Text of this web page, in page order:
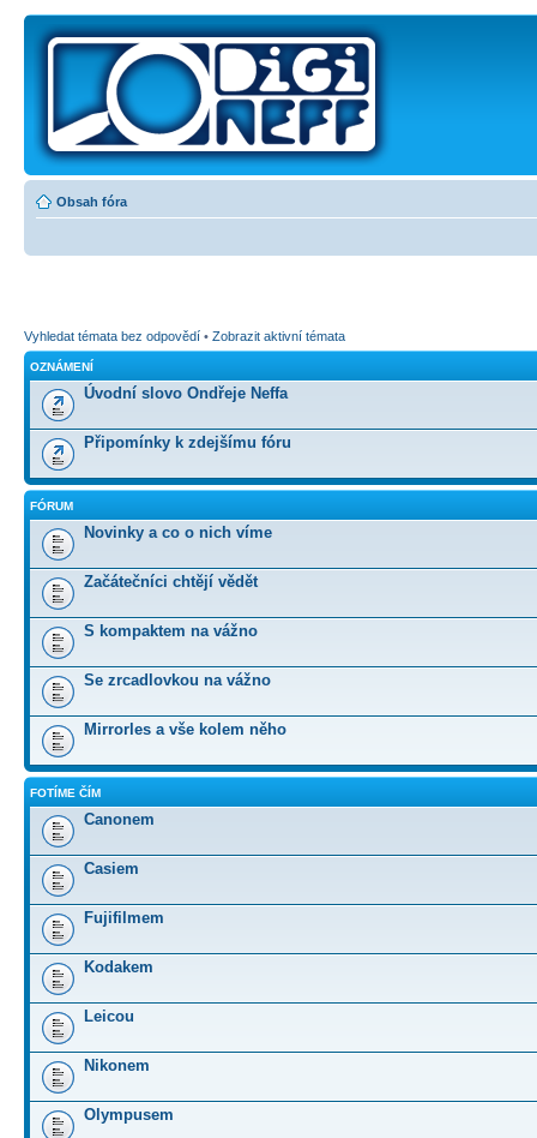
Obsah fóra
Vyhledat témata bez odpovědí • Zobrazit aktivní témata
OZNÁMENÍ
Úvodní slovo Ondřeje Neffa
Připomínky k zdejšímu fóru
FÓRUM
Novinky a co o nich víme
Začátečníci chtějí vědět
S kompaktem na vážno
Se zrcadlovkou na vážno
Mirrorles a vše kolem něho
FOTÍME ČÍM
Canonem
Casiem
Fujifilmem
Kodakem
Leicou
Nikonem
Olympusem